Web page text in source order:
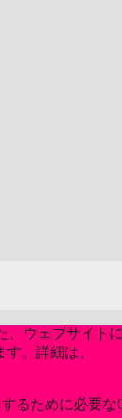
ウェブサイト
。詳細は、
るために必要な